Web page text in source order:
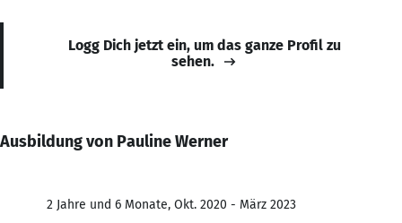
Logg Dich jetzt ein, um das ganze Profil zu
sehen.
Ausbildung von Pauline Werner
2 Jahre und 6 Monate, Okt. 2020 - März 2023